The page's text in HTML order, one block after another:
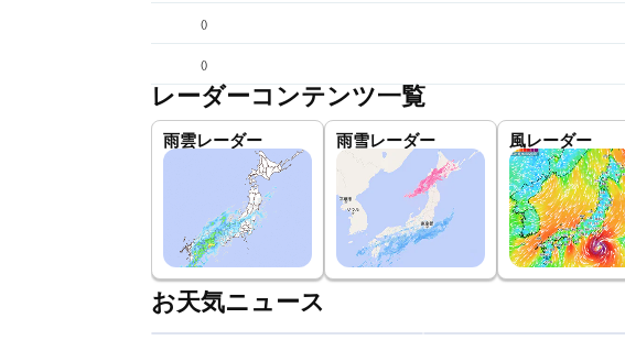
()
()
レーダーコンテンツ一覧
雨雲レーダー 雨雪レーダー 風レーダー
お天気ニュース